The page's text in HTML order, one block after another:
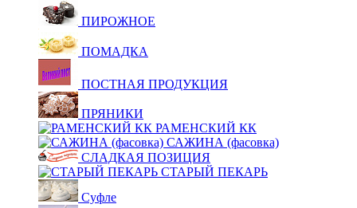
ПИРОЖНОЕ
ПОМАДКА
ПОСТНАЯ ПРОДУКЦИЯ
ПРЯНИКИ
РАМЕНСКИЙ КК
САЖИНА (фасовка)
СЛАДКАЯ ПОЗИЦИЯ
СТАРЫЙ ПЕКАРЬ
Суфле